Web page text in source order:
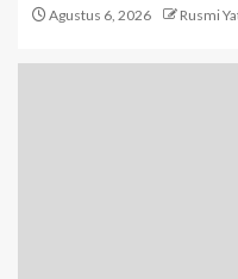
Agustus 6, 2026 Rusmi